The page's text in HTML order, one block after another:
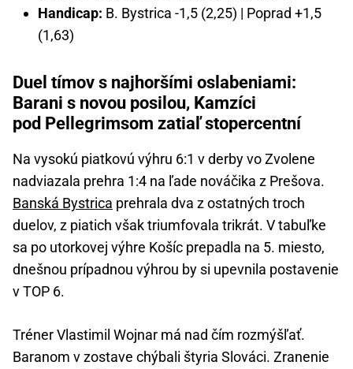
Handicap: B. Bystrica -1,5 (2,25) | Poprad +1,5
(1,63)
Duel tímov s najhoršími oslabeniami:
Barani s novou posilou, Kamzíci
pod Pellegrimsom zatiaľ stopercentní
Na vysokú piatkovú výhru 6:1 v derby vo Zvolene
nadviazala prehra 1:4 na ľade nováčika z Prešova.
Banská Bystrica prehrala dva z ostatných troch
duelov, z piatich však triumfovala trikrát. V tabuľke
sa po utorkovej výhre Košíc prepadla na 5. miesto,
dnešnou prípadnou výhrou by si upevnila postavenie
v TOP 6.
Tréner Vlastimil Wojnar má nad čím rozmýšľať.
Baranom v zostave chýbali štyria Slováci. Zranenie